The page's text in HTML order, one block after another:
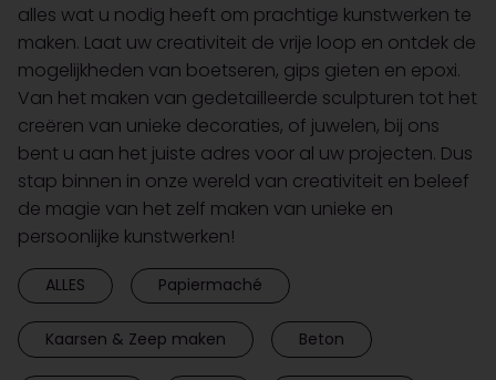
alles wat u nodig heeft om prachtige kunstwerken te
maken. Laat uw creativiteit de vrije loop en ontdek de
mogelijkheden van boetseren, gips gieten en epoxi.
Van het maken van gedetailleerde sculpturen tot het
creëren van unieke decoraties, of juwelen, bij ons
bent u aan het juiste adres voor al uw projecten. Dus
stap binnen in onze wereld van creativiteit en beleef
de magie van het zelf maken van unieke en
persoonlijke kunstwerken!
ALLES Papiermaché
Kaarsen & Zeep maken Beton